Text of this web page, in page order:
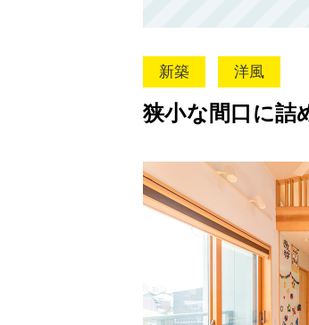
新築 洋風
狭小な間口に詰